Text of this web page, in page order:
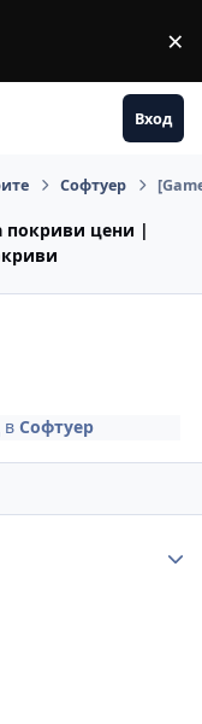
×
Вход
Софтуер
покриви цени |
вСофтуер